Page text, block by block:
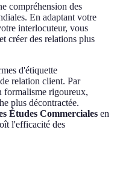
compréhension des
En adaptant votre
interlocuteur, vous
créer des relations plus
d'étiquette
relation client. Par
formalisme rigoureux,
plus décontractée.
Études Commerciales en
l'efficacité des